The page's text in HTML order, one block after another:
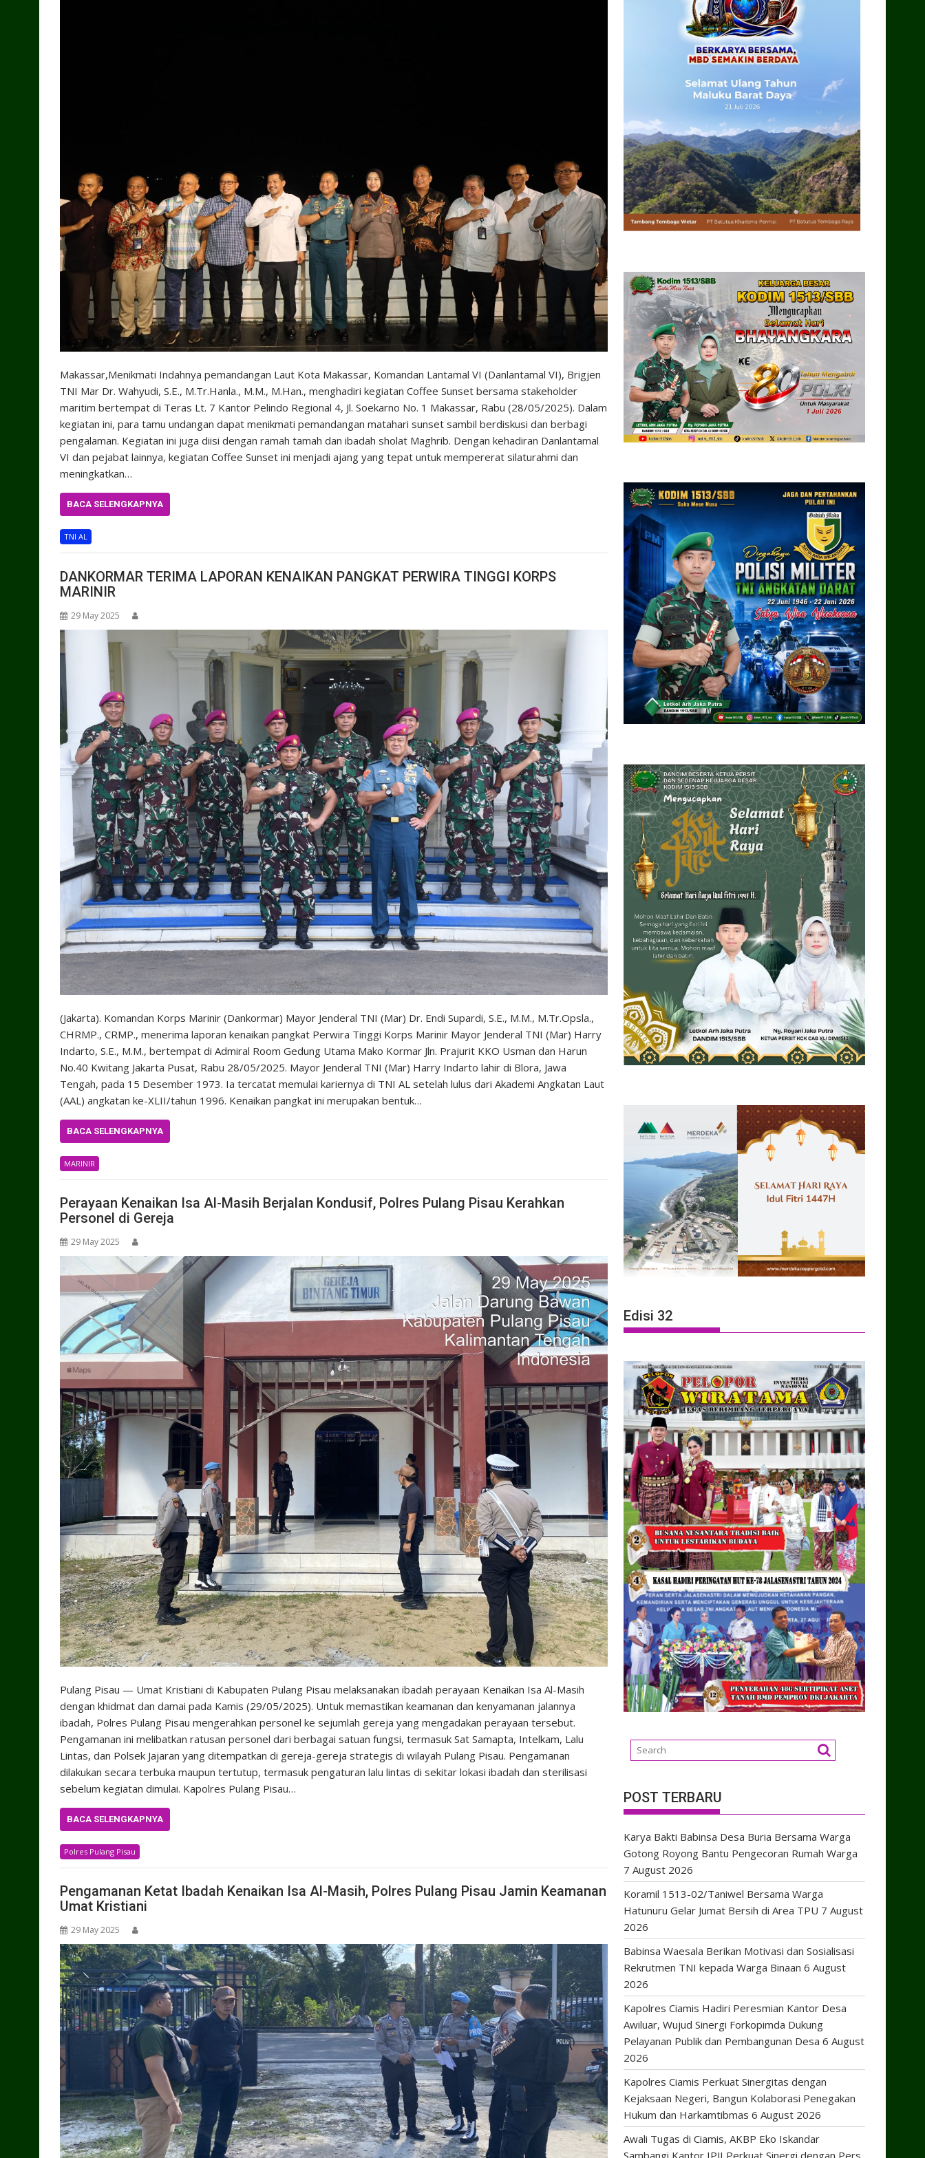
Makassar,Menikmati Indahnya pemandangan Laut Kota Makassar, Komandan Lantamal VI (Danlantamal VI), Brigjen
TNI Mar Dr. Wahyudi, S.E., M.Tr.Hanla., M.M., M.Han., menghadiri kegiatan Coffee Sunset bersama stakeholder
maritim bertempat di Teras Lt. 7 Kantor Pelindo Regional 4, Jl. Soekarno No. 1 Makassar, Rabu (28/05/2025). Dalam
kegiatan ini, para tamu undangan dapat menikmati pemandangan matahari sunset sambil berdiskusi dan berbagi
pengalaman. Kegiatan ini juga diisi dengan ramah tamah dan ibadah sholat Maghrib. Dengan kehadiran Danlantamal
VI dan pejabat lainnya, kegiatan Coffee Sunset ini menjadi ajang yang tepat untuk mempererat silaturahmi dan
meningkatkan…
BACA SELENGKAPNYA
TNI AL
DANKORMAR TERIMA LAPORAN KENAIKAN PANGKAT PERWIRA TINGGI KORPS
MARINIR
29 May 2025
(Jakarta). Komandan Korps Marinir (Dankormar) Mayor Jenderal TNI (Mar) Dr. Endi Supardi, S.E., M.M., M.Tr.Opsla.,
CHRMP., CRMP., menerima laporan kenaikan pangkat Perwira Tinggi Korps Marinir Mayor Jenderal TNI (Mar) Harry
Indarto, S.E., M.M., bertempat di Admiral Room Gedung Utama Mako Kormar Jln. Prajurit KKO Usman dan Harun
No.40 Kwitang Jakarta Pusat, Rabu 28/05/2025. Mayor Jenderal TNI (Mar) Harry Indarto lahir di Blora, Jawa
Tengah, pada 15 Desember 1973. Ia tercatat memulai kariernya di TNI AL setelah lulus dari Akademi Angkatan Laut
(AAL) angkatan ke-XLII/tahun 1996. Kenaikan pangkat ini merupakan bentuk…
BACA SELENGKAPNYA
MARINIR
Perayaan Kenaikan Isa Al-Masih Berjalan Kondusif, Polres Pulang Pisau Kerahkan
Personel di Gereja
29 May 2025
Pulang Pisau — Umat Kristiani di Kabupaten Pulang Pisau melaksanakan ibadah perayaan Kenaikan Isa Al-Masih
dengan khidmat dan damai pada Kamis (29/05/2025). Untuk memastikan keamanan dan kenyamanan jalannya
ibadah, Polres Pulang Pisau mengerahkan personel ke sejumlah gereja yang mengadakan perayaan tersebut.
Pengamanan ini melibatkan ratusan personel dari berbagai satuan fungsi, termasuk Sat Samapta, Intelkam, Lalu
Lintas, dan Polsek Jajaran yang ditempatkan di gereja-gereja strategis di wilayah Pulang Pisau. Pengamanan
dilakukan secara terbuka maupun tertutup, termasuk pengaturan lalu lintas di sekitar lokasi ibadah dan sterilisasi
sebelum kegiatan dimulai. Kapolres Pulang Pisau…
BACA SELENGKAPNYA
Polres Pulang Pisau
Pengamanan Ketat Ibadah Kenaikan Isa Al-Masih, Polres Pulang Pisau Jamin Keamanan
Umat Kristiani
29 May 2025
Edisi 32
POST TERBARU
Karya Bakti Babinsa Desa Buria Bersama Warga
Gotong Royong Bantu Pengecoran Rumah Warga
7 August 2026
Koramil 1513-02/Taniwel Bersama Warga
Hatunuru Gelar Jumat Bersih di Area TPU 7 August
2026
Babinsa Waesala Berikan Motivasi dan Sosialisasi
Rekrutmen TNI kepada Warga Binaan 6 August
2026
Kapolres Ciamis Hadiri Peresmian Kantor Desa
Awiluar, Wujud Sinergi Forkopimda Dukung
Pelayanan Publik dan Pembangunan Desa 6 August
2026
Kapolres Ciamis Perkuat Sinergitas dengan
Kejaksaan Negeri, Bangun Kolaborasi Penegakan
Hukum dan Harkamtibmas 6 August 2026
Awali Tugas di Ciamis, AKBP Eko Iskandar
Sambangi Kantor IPJI Perkuat Sinergi dengan Pers